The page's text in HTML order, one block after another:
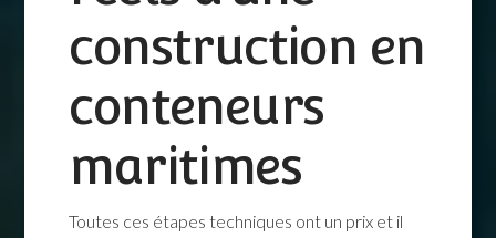
construction en
conteneurs
maritimes
Toutes ces étapes techniques ont un prix et il